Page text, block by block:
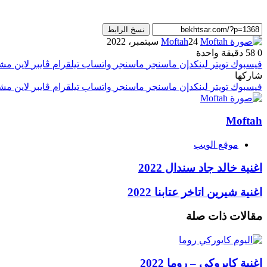
نسخ الرابط
Moftah24 سبتمبر، 2022
0
دقيقة واحدة
فيسبوك تويتر لينكدإن ماسنجر ماسنجر واتساب تيلقرام ڤايبر لاين
شاركها
فيسبوك تويتر لينكدإن ماسنجر ماسنجر واتساب تيلقرام ڤايبر لاين
Moftah
موقع الويب
اغنية خالد جاد سندال 2022
اغنية شيرين اتاخر عتابنا 2022
مقالات ذات صلة
اغنية كايروكي – روما 2022